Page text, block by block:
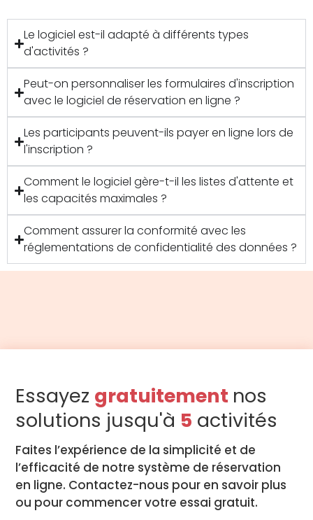
Le logiciel est-il adapté à différents types
d'activités ?
Peut-on personnaliser les formulaires d'inscription
avec le logiciel de réservation en ligne ?
Les participants peuvent-ils payer en ligne lors de
l'inscription ?
Comment le logiciel gère-t-il les listes d'attente et
les capacités maximales ?
Comment assurer la conformité avec les
réglementations de confidentialité des données ?
Essayez gratuitement nos
solutions jusqu'à 5 activités
Faites l’expérience de la simplicité et de
l’efficacité de notre système de réservation
en ligne. Contactez-nous pour en savoir plus
ou pour commencer votre essai gratuit.